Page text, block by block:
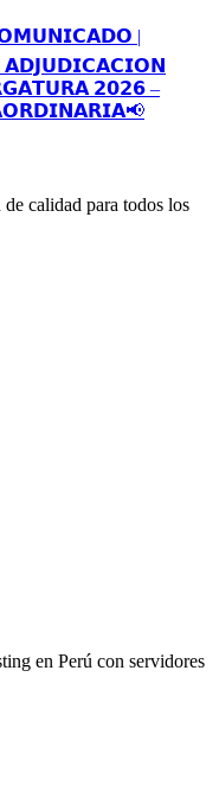
|
𝟮𝟬𝟮𝟲 –
calidad para todos los
en Perú con servidores